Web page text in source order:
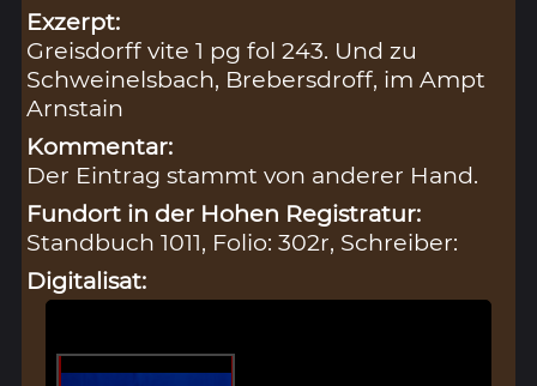
Exzerpt:
Greisdorff vite 1 pg fol 243. Und zu
Schweinelsbach, Brebersdroff, im Ampt
Arnstain
Kommentar:
Der Eintrag stammt von anderer Hand.
Fundort in der Hohen Registratur:
Standbuch 1011, Folio: 302r, Schreiber:
Digitalisat: